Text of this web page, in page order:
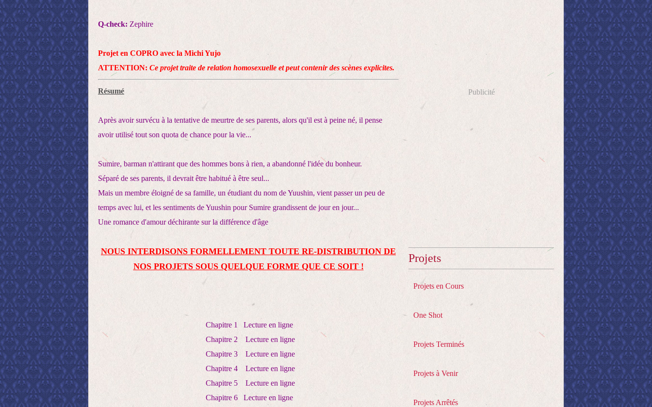
Q-check: Zephire
Projet en COPRO avec la Michi Yujo
ATTENTION: Ce projet traite de relation homosexuelle et peut contenir des scènes explicites.
Résumé
Après avoir survécu à la tentative de meurtre de ses parents, alors qu'il est à peine né, il pense
avoir utilisé tout son quota de chance pour la vie...
Sumire, barman n'attirant que des hommes bons à rien, a abandonné l'idée du bonheur.
Séparé de ses parents, il devrait être habitué à être seul...
Mais un membre éloigné de sa famille, un étudiant du nom de Yuushin, vient passer un peu de
temps avec lui, et les sentiments de Yuushin pour Sumire grandissent de jour en jour...
Une romance d'amour déchirante sur la différence d'âge
NOUS INTERDISONS FORMELLEMENT TOUTE RE-DISTRIBUTION DE
NOS PROJETS SOUS QUELQUE FORME QUE CE SOIT !
Chapitre 1 Lecture en ligne
Chapitre 2 Lecture en ligne
Chapitre 3 Lecture en ligne
Chapitre 4 Lecture en ligne
Chapitre 5 Lecture en ligne
Chapitre 6 Lecture en ligne
Publicité
Projets
Projets en Cours
One Shot
Projets Terminés
Projets à Venir
Projets Arrêtés